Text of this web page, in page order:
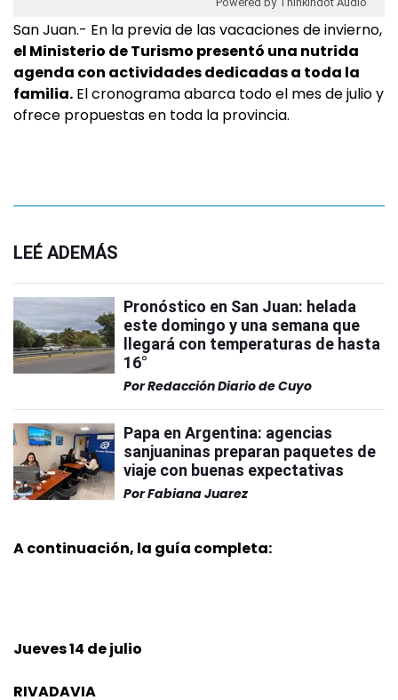
San Juan.- En la previa de las vacaciones de invierno,
el Ministerio de Turismo presentó una nutrida
agenda con actividades dedicadas a toda la
familia. El cronograma abarca todo el mes de julio y
ofrece propuestas en toda la provincia.
LEÉ ADEMÁS
Pronóstico en San Juan: helada
este domingo y una semana que
llegará con temperaturas de hasta
16°
PorRedacción Diario de Cuyo
Papa en Argentina: agencias
sanjuaninas preparan paquetes de
viaje con buenas expectativas
PorFabiana Juarez
A continuación, la guía completa:
Jueves 14 de julio
RIVADAVIA